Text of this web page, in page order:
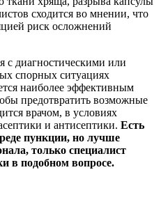
сходится во мнении, что
риск осложнений
с диагностическими или
спорных ситуациях
наиболее эффективным
предотвратить возможные
врачом, в условиях
и антисептики. Есть
пункции, но лучше
только специалист
в подобном вопросе.